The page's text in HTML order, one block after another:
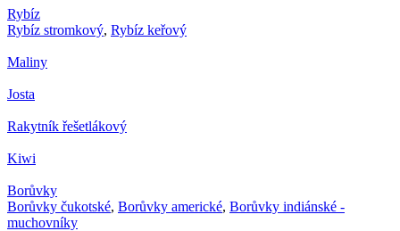
Rybíz
Rybíz stromkový, Rybíz keřový
Maliny
Josta
Rakytník řešetlákový
Kiwi
Borůvky
Borůvky čukotské, Borůvky americké, Borůvky indiánské -
muchovníky